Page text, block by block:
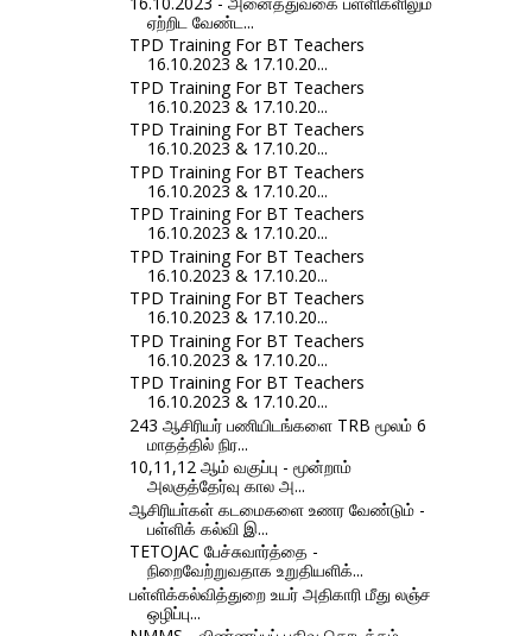
ஏற்றிட வேண்ட...
TPD Training For BT Teachers
16.10.2023 & 17.10.20...
TPD Training For BT Teachers
16.10.2023 & 17.10.20...
TPD Training For BT Teachers
16.10.2023 & 17.10.20...
TPD Training For BT Teachers
16.10.2023 & 17.10.20...
TPD Training For BT Teachers
16.10.2023 & 17.10.20...
TPD Training For BT Teachers
16.10.2023 & 17.10.20...
TPD Training For BT Teachers
16.10.2023 & 17.10.20...
TPD Training For BT Teachers
16.10.2023 & 17.10.20...
TPD Training For BT Teachers
16.10.2023 & 17.10.20...
243 ஆசிரியர் பணியிடங்களை TRB மூலம் 6
மாதத்தில் நிர...
10,11,12 ஆம் வகுப்பு - மூன்றாம்
அலகுத்தேர்வு கால அ...
ஆசிரியா்கள் கடமைகளை உணர வேண்டும் -
பள்ளிக் கல்வி இ...
TETOJAC பேச்சுவார்த்தை -
நிறைவேற்றுவதாக உறுதியளிக்...
பள்ளிக்கல்வித்துறை உயர் அதிகாரி மீது லஞ்ச
ஒழிப்பு...